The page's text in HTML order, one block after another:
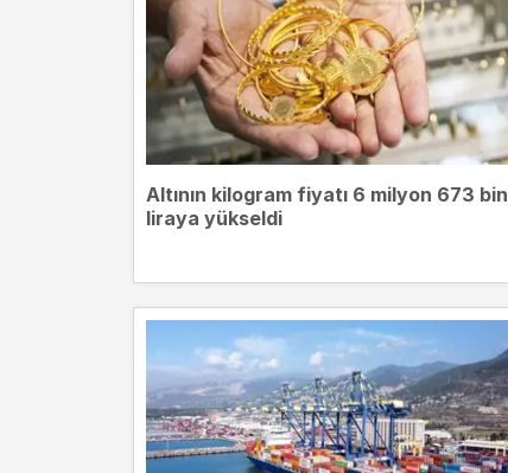
Altının kilogram fiyatı 6 milyon 673 bin
liraya yükseldi